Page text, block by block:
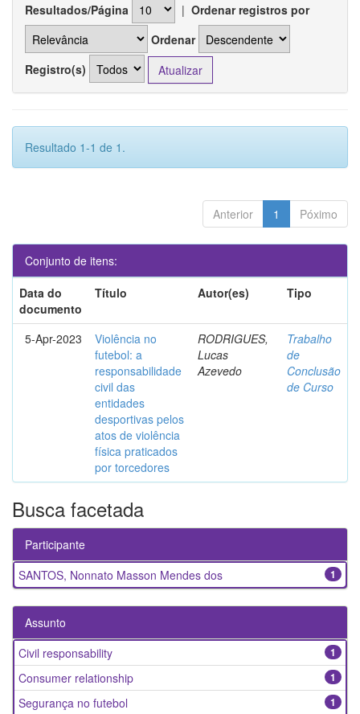
Resultados/Página | Ordenar registros por
Ordenar
Registro(s)
Resultado 1-1 de 1.
Anterior 1 Póximo
Conjunto de itens:
Data do
documento
Título Autor(es) Tipo
5-Apr-2023
Violência no
futebol: a
responsabilidade
civil das
entidades
desportivas pelos
atos de violência
física praticados
por torcedores
RODRIGUES,
Lucas
Azevedo
Trabalho
de
Conclusão
de Curso
Busca facetada
Participante
1
SANTOS, Nonnato Masson Mendes dos
Assunto
1
Civil responsability
1
Consumer relationship
1
Segurança no futebol